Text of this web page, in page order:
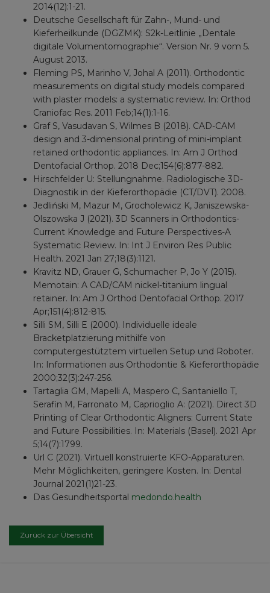
Zurück zur Übersicht
2014(12):1-21.
Deutsche Gesellschaft für Zahn-, Mund- und
Kieferheilkunde (DGZMK): S2k-Leitlinie „Dentale
digitale Volumentomographie“. Version Nr. 9 vom 5.
August 2013.
Fleming PS, Marinho V, Johal A (2011). Orthodontic
measurements on digital study models compared
with plaster models: a systematic review. In: Orthod
Craniofac Res. 2011 Feb;14(1):1-16.
Graf S, Vasudavan S, Wilmes B (2018). CAD-CAM
design and 3-dimensional printing of mini-implant
retained orthodontic appliances. In: Am J Orthod
Dentofacial Orthop. 2018 Dec;154(6):877-882.
Hirschfelder U: Stellungnahme. Radiologische 3D-
Diagnostik in der Kieferorthopädie (CT/DVT). 2008.
Jedliński M, Mazur M, Grocholewicz K, Janiszewska-
Olszowska J (2021). 3D Scanners in Orthodontics-
Current Knowledge and Future Perspectives-A
Systematic Review. In: Int J Environ Res Public
Health. 2021 Jan 27;18(3):1121.
Kravitz ND, Grauer G, Schumacher P, Jo Y (2015).
Memotain: A CAD/CAM nickel-titanium lingual
retainer. In: Am J Orthod Dentofacial Orthop. 2017
Apr;151(4):812-815.
Silli SM, Silli E (2000). Individuelle ideale
Bracketplatzierung mithilfe von
computergestütztem virtuellen Setup und Roboter.
In: Informationen aus Orthodontie & Kieferorthopädie
2000;32(3):247-256.
Tartaglia GM, Mapelli A, Maspero C, Santaniello T,
Serafin M, Farronato M, Caprioglio A: (2021). Direct 3D
Printing of Clear Orthodontic Aligners: Current State
and Future Possibilities. In: Materials (Basel). 2021 Apr
5;14(7):1799.
Url C (2021). Virtuell konstruierte KFO-Apparaturen.
Mehr Möglichkeiten, geringere Kosten. In: Dental
Journal 2021(1)21-23.
Das Gesundheitsportal medondo.health